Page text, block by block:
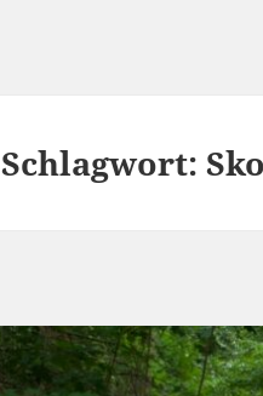
Schlagwort: